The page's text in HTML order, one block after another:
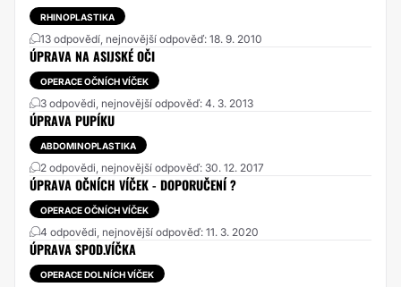
RHINOPLASTIKA
13 odpovědí, nejnovější odpověď: 18. 9. 2010
ÚPRAVA NA ASIJSKÉ OČI
OPERACE OČNÍCH VÍČEK
3 odpovědi, nejnovější odpověď: 4. 3. 2013
ÚPRAVA PUPÍKU
ABDOMINOPLASTIKA
2 odpovědi, nejnovější odpověď: 30. 12. 2017
ÚPRAVA OČNÍCH VÍČEK - DOPORUČENÍ ?
OPERACE OČNÍCH VÍČEK
4 odpovědi, nejnovější odpověď: 11. 3. 2020
ÚPRAVA SPOD.VÍČKA
OPERACE DOLNÍCH VÍČEK